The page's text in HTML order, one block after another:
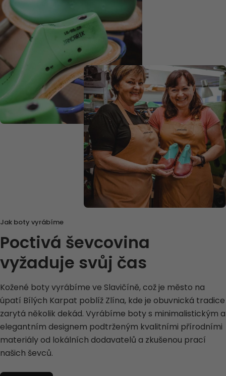
Jak boty vyrábíme
Poctivá ševcovina
vyžaduje svůj čas
Kožené boty vyrábíme ve Slavičíně, což je město na
úpatí Bílých Karpat poblíž Zlína, kde je obuvnická tradice
zarytá několik dekád. Vyrábíme boty s minimalistickým a
elegantním designem podtrženým kvalitními přírodními
materiály od lokálních dodavatelů a zkušenou prací
našich ševců.